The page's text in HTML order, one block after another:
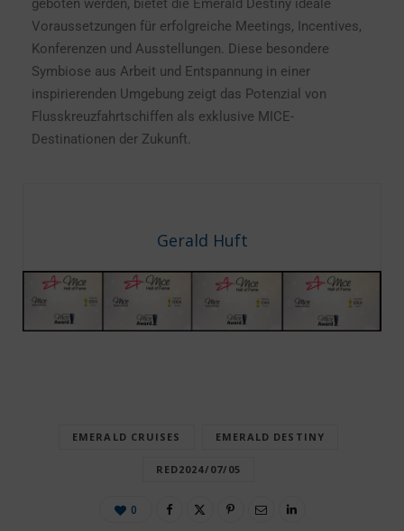
geboten werden, bietet die Emerald Destiny ideale
Voraussetzungen für erfolgreiche Meetings, Incentives,
Konferenzen und Ausstellungen. Diese besondere
Symbiose aus Arbeit und Entspannung in einer
inspirierenden Umgebung zeigt das Potenzial von
Flusskreuzfahrtschiffen als exklusive MICE-
Destinationen der Zukunft.
Gerald Huft
EMERALD CRUISES EMERALD DESTINY
RED2024/07/05
0